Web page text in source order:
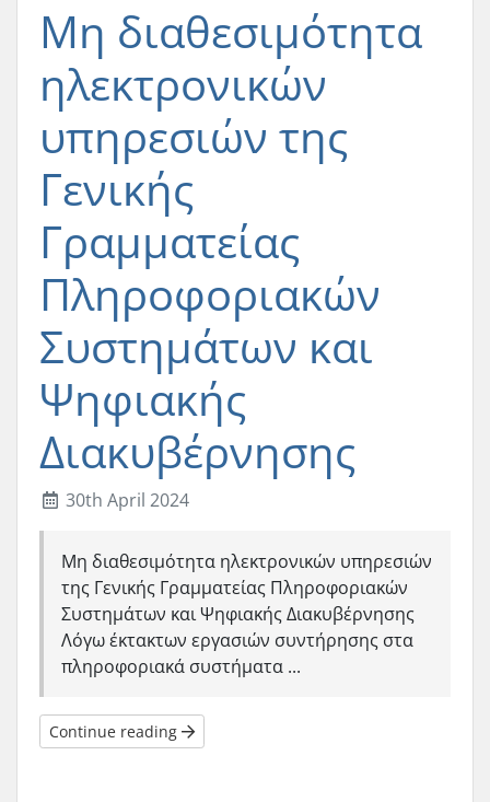
Μη διαθεσιμότητα
ηλεκτρονικών
υπηρεσιών της
Γενικής
Γραμματείας
Πληροφοριακών
Συστημάτων και
Ψηφιακής
Διακυβέρνησης
30th April 2024
Μη διαθεσιμότητα ηλεκτρονικών υπηρεσιών
της Γενικής Γραμματείας Πληροφοριακών
Συστημάτων και Ψηφιακής Διακυβέρνησης
Λόγω έκτακτων εργασιών συντήρησης στα
πληροφοριακά συστήματα ...
Continue reading